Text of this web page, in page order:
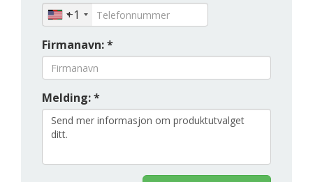
+1
Firmanavn: *
Melding: *